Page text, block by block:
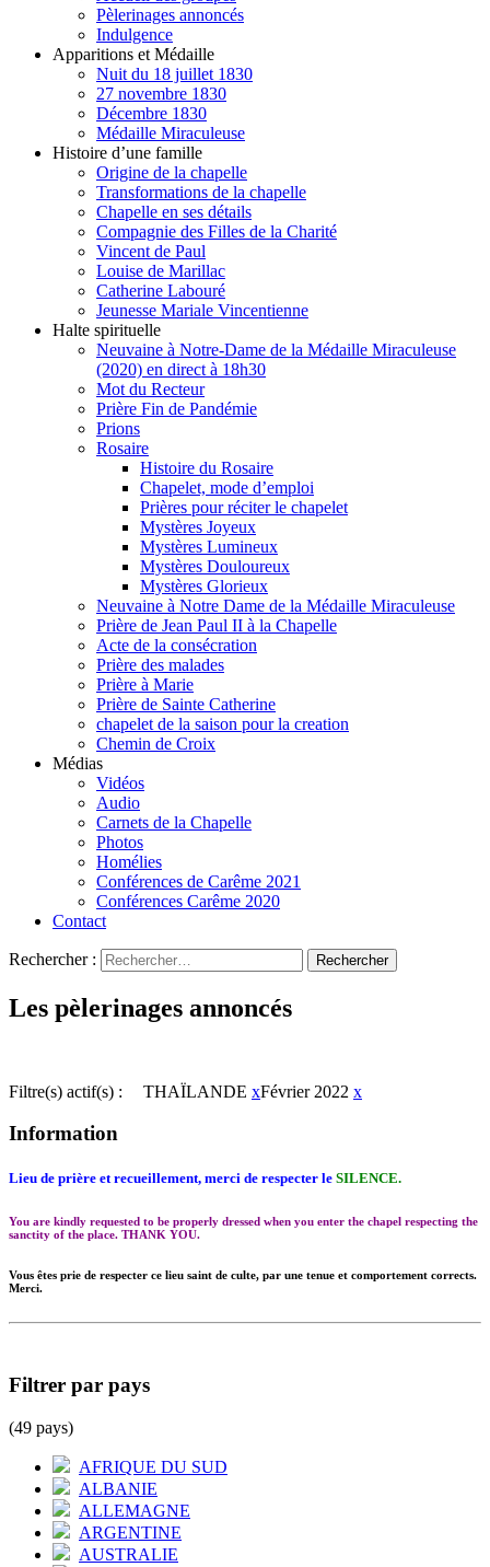
Pèlerinages annoncés
Indulgence
Apparitions et Médaille
Nuit du 18 juillet 1830
27 novembre 1830
Décembre 1830
Médaille Miraculeuse
Histoire d’une famille
Origine de la chapelle
Transformations de la chapelle
Chapelle en ses détails
Compagnie des Filles de la Charité
Vincent de Paul
Louise de Marillac
Catherine Labouré
Jeunesse Mariale Vincentienne
Halte spirituelle
Neuvaine à Notre-Dame de la Médaille Miraculeuse
(2020) en direct à 18h30
Mot du Recteur
Prière Fin de Pandémie
Prions
Rosaire
Histoire du Rosaire
Chapelet, mode d’emploi
Prières pour réciter le chapelet
Mystères Joyeux
Mystères Lumineux
Mystères Douloureux
Mystères Glorieux
Neuvaine à Notre Dame de la Médaille Miraculeuse
Prière de Jean Paul II à la Chapelle
Acte de la consécration
Prière des malades
Prière à Marie
Prière de Sainte Catherine
chapelet de la saison pour la creation
Chemin de Croix
Médias
Vidéos
Audio
Carnets de la Chapelle
Photos
Homélies
Conférences de Carême 2021
Conférences Carême 2020
Contact
Rechercher :
Les pèlerinages annoncés
Filtre(s) actif(s) : THAÏLANDE xFévrier 2022 x
Information
Lieu de prière et recueillement, merci de respecter le SILENCE.
You are kindly requested to be properly dressed when you enter the chapel respecting the
sanctity of the place. THANK YOU.
Vous êtes prie de respecter ce lieu saint de culte, par une tenue et comportement corrects.
Merci.
Filtrer par pays
(49 pays)
AFRIQUE DU SUD
ALBANIE
ALLEMAGNE
ARGENTINE
AUSTRALIE